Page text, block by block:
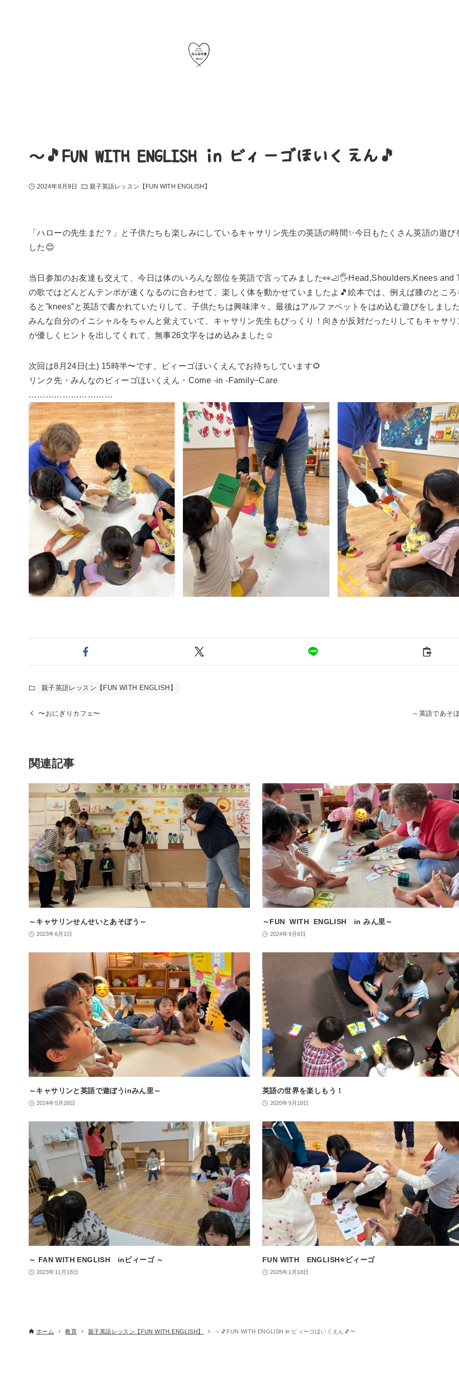
～🎵FUN WITH ENGLISH in ビィーゴほいくえん🎵〜
2024年8月9日 親子英語レッスン【FUN WITH ENGLISH】
「ハローの先生まだ？」と子供たちも楽しみにしているキャサリン先生の英語の時間✨今日もたくさん英語の遊び
した😊
当日参加のお友達も交えて、今日は体のいろんな部位を英語で言ってみました👀🦶🖐️Head,Shoulders,Knees and
の歌ではどんどんテンポが速くなるのに合わせて、楽しく体を動かせていましたよ🎵絵本では、例えば膝のとこ
ると”knees”と英語で書かれていたりして、子供たちは興味津々。最後はアルファベットをはめ込む遊びをしまし
みんな自分のイニシャルをちゃんと覚えていて、キャサリン先生もびっくり！向きが反対だったりしてもキャサ
が優しくヒントを出してくれて、無事26文字をはめ込みました☺️
次回は8月24日(土) 15時半〜です。ビィーゴほいくえんでお待ちしています🌻
リンク先・みんなのビィーゴほいくえん・Come -in -Family−Care
…………………………
親子英語レッスン【FUN WITH ENGLISH】
〜おにぎりカフェ〜 ～英語であそ
関連記事
～キャサリンせんせいとあそぼう～
2023年6月1日
～FUN WITH ENGLISH in みん里～
2024年9月6日
～キャサリンと英語で遊ぼうinみん里～
2024年5月28日
英語の世界を楽しもう！
2020年9月18日
～ FAN WITH ENGLISH inビィーゴ ～
2023年11月18日
FUN WITH ENGLISH⭐️ビィーゴ
2025年1月18日
ホーム 教育 親子英語レッスン【FUN WITH ENGLISH】 ～🎵FUN WITH ENGLISH in ビィーゴほいくえん🎵〜